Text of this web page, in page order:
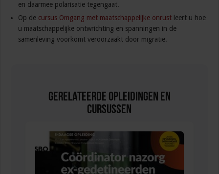
en daarmee polarisatie tegengaat.
Op de cursus Omgang met maatschappelijke onrust leert u hoe
u maatschappelijke ontwrichting en spanningen in de
samenleving voorkomt veroorzaakt door migratie.
Gerelateerde Opleidingen en
Cursussen